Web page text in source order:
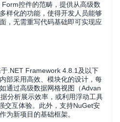
控件的范畴，提供从高级数
样化的功能，使得开发人员能够
，无需重写代码基础即可实现应
.NET Framework 4.8.1及以下
部采用高效、模块化的设计，每
通过高级数据网格视图（Advan
分析展示效率，或利用浮动工具
交互体验。此外，支持NuGet安
为新项目的基础框架。